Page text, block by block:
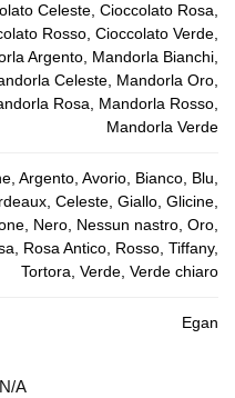
Celeste, Cioccolato Rosa,
Rosso, Cioccolato Verde,
Argento, Mandorla Bianchi,
Celeste, Mandorla Oro,
Rosa, Mandorla Rosso,
Mandorla Verde
Argento, Avorio, Bianco, Blu,
Celeste, Giallo, Glicine,
Nero, Nessun nastro, Oro,
Rosa Antico, Rosso, Tiffany,
Tortora, Verde, Verde chiaro
Egan
N/A